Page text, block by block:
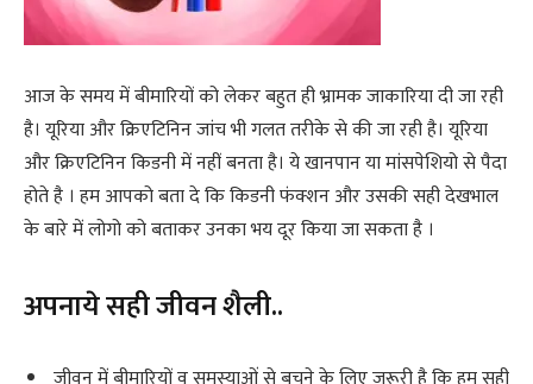
आज के समय में बीमारियों को लेकर बहुत ही भ्रामक जाकारिया दी जा रही
है। यूरिया और क्रिएटिनिन जांच भी गलत तरीके से की जा रही है। यूरिया
और क्रिएटिनिन किडनी में नहीं बनता है। ये खानपान या मांसपेशियो से पैदा
होते है । हम आपको बता दे कि किडनी फंक्शन और उसकी सही देखभाल
के बारे में लोगो को बताकर उनका भय दूर किया जा सकता है ।
अपनाये सही जीवन शैली..